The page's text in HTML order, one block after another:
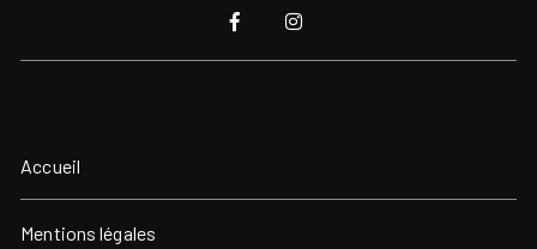
Accueil
Mentions légales